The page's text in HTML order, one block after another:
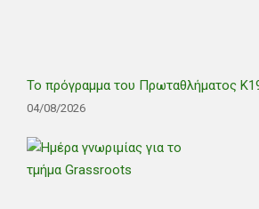
Το πρόγραμμα του Πρωταθλήματος
04/08/2026